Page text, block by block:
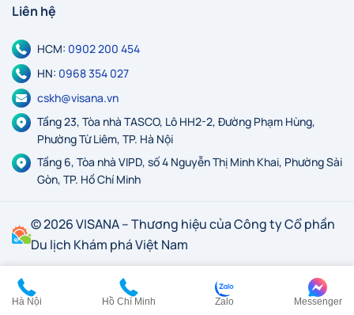
Liên hệ
HCM: 0902 200 454
HN: 0968 354 027
cskh@visana.vn
Tầng 23, Tòa nhà TASCO, Lô HH2-2, Đường Phạm Hùng,
Phường Từ Liêm, TP. Hà Nội
Tầng 6, Tòa nhà VIPD, số 4 Nguyễn Thị Minh Khai, Phường Sài
Gòn, TP. Hồ Chí Minh
© 2026 VISANA – Thương hiệu của Công ty Cổ phần
Du lịch Khám phá Việt Nam
Hà Nội Hồ Chí Minh Zalo Messenger